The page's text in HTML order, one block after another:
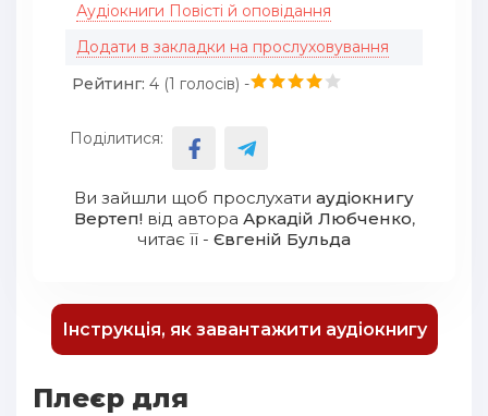
Аудіокниги Повісті й оповідання
Додати в закладки на прослуховування
Рейтинг: 4 (1 голосів) -
Поділитися:
Ви зайшли щоб прослухати аудіокнигу
Вертеп!від автора Аркадій Любченко,
читає її - Євгеній Бульда
Інструкція, як завантажити аудіокнигу
Плеєр для